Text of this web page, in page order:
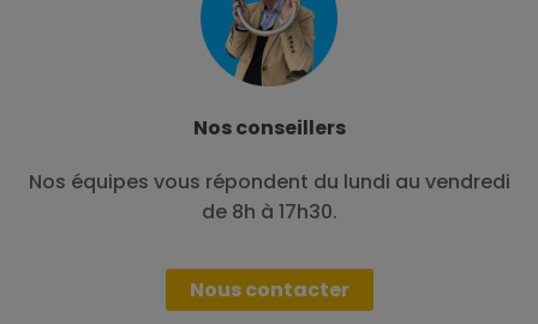
Nos conseillers
Nos équipes vous répondent du lundi au vendredi
de 8h à 17h30.
Nous contacter